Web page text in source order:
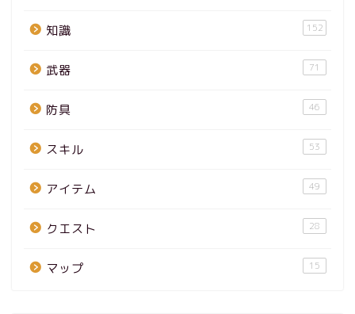
知識 152
武器 71
防具 46
スキル 53
アイテム 49
クエスト 28
マップ 15